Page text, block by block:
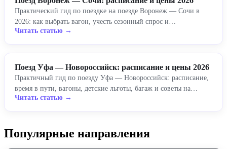
Практический гид по поездке на поезде Воронеж — Сочи в
2026: как выбрать вагон, учесть сезонный спрос и…
Читать статью →
Поезд Уфа — Новороссийск: расписание и цены 2026
Практичный гид по поезду Уфа — Новороссийск: расписание,
время в пути, вагоны, детские льготы, багаж и советы на…
Читать статью →
Популярные направления